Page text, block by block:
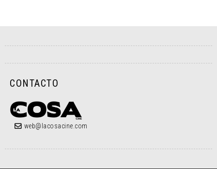
CONTACTO
web@lacosacine.com